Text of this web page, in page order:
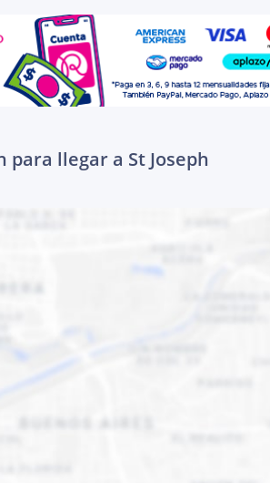
llegar a St Joseph